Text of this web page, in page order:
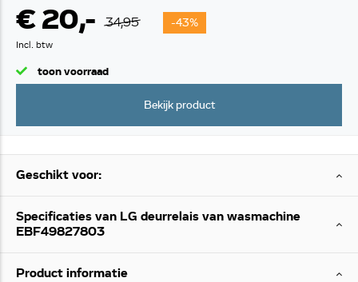
€ 20,- 34,95 -43%
Incl. btw
toon voorraad
Bekijk product
Geschikt voor:
Specificaties van LG deurrelais van wasmachine
EBF49827803
Product informatie